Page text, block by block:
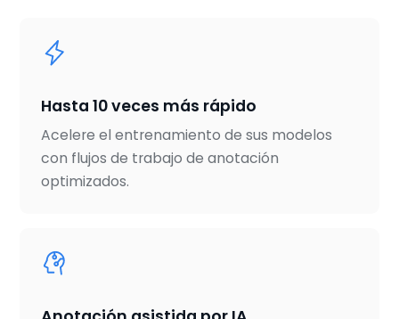
Hasta 10 veces más rápido
Acelere el entrenamiento de sus modelos
con flujos de trabajo de anotación
optimizados.